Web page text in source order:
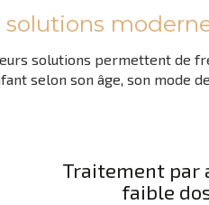
solutions
solutions permettent de
selon son âge, son mode
Traitement par
faible